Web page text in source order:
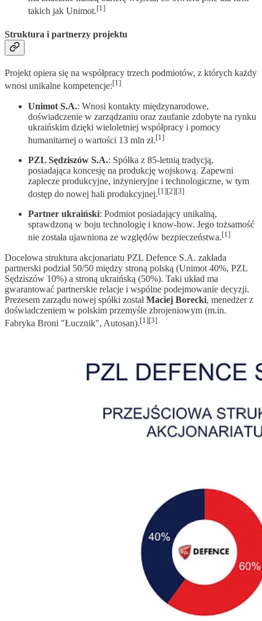
takich jak Unimot.[1]
Struktura i partnerzy projektu
Projekt opiera się na współpracy trzech podmiotów, z których każdy
wnosi unikalne kompetencje:[1]
Unimot S.A.: Wnosi kontakty międzynarodowe,
doświadczenie w zarządzaniu oraz zaufanie zdobyte na rynku
ukraińskim dzięki wieloletniej współpracy i pomocy
humanitarnej o wartości 13 mln zł.[1]
PZL Sędziszów S.A.: Spółka z 85-letnią tradycją,
posiadająca koncesję na produkcję wojskową. Zapewni
zaplecze produkcyjne, inżynieryjne i technologiczne, w tym
dostęp do nowej hali produkcyjnej.[1][2][3]
Partner ukraiński: Podmiot posiadający unikalną,
sprawdzoną w boju technologię i know-how. Jego tożsamość
nie została ujawniona ze względów bezpieczeństwa.[1]
Docelowa struktura akcjonariatu PZL Defence S.A. zakłada
partnerski podział 50/50 między stroną polską (Unimot 40%, PZL
Sędziszów 10%) a stroną ukraińską (50%). Taki układ ma
gwarantować partnerskie relacje i wspólne podejmowanie decyzji.
Prezesem zarządu nowej spółki zostałMaciej Borecki, menedżer z
doświadczeniem w polskim przemyśle zbrojeniowym (m.in.
Fabryka Broni "Łucznik", Autosan).[1][3]